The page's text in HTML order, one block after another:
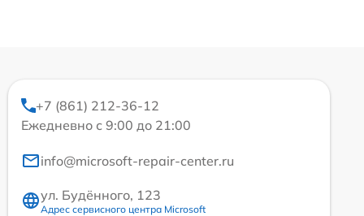
+7 (861) 212-36-12
Ежедневно с 9:00 до 21:00
info@microsoft-repair-center.ru
ул. Будённого, 123
Адрес сервисного центра Microsoft